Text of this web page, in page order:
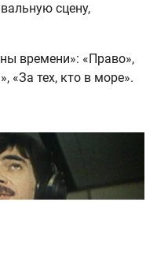
сцену,
времени»: «Право»,
«За тех, кто в море».